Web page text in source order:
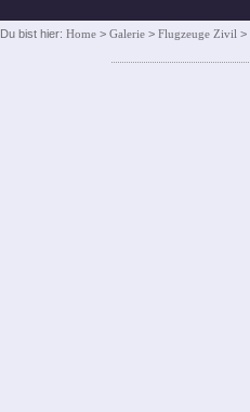
Du bist hier: Home > Galerie > Flugzeuge Zivil >